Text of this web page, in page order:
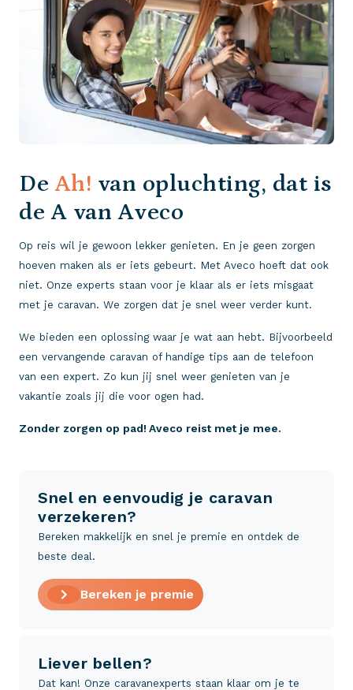
De Ah! van opluchting, dat is
de A van Aveco
Op reis wil je gewoon lekker genieten. En je geen zorgen
hoeven maken als er iets gebeurt. Met Aveco hoeft dat ook
niet. Onze experts staan voor je klaar als er iets misgaat
met je caravan. We zorgen dat je snel weer verder kunt.
We bieden een oplossing waar je wat aan hebt. Bijvoorbeeld
een vervangende caravan of handige tips aan de telefoon
van een expert. Zo kun jij snel weer genieten van je
vakantie zoals jij die voor ogen had.
Zonder zorgen op pad! Aveco reist met je mee.
Snel en eenvoudig je caravan
verzekeren?
Bereken makkelijk en snel je premie en ontdek de
beste deal.
Bereken je premie
Liever bellen?
Dat kan! Onze caravanexperts staan klaar om je te